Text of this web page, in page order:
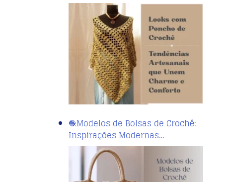
🧶Modelos de Bolsas de Crochê:
Inspirações Modernas…